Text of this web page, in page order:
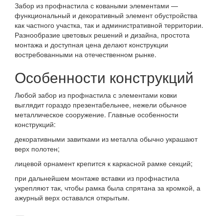
Забор из профнастила с коваными элементами —
функциональный и декоративный элемент обустройства
как частного участка, так и административной территории.
Разнообразие цветовых решений и дизайна, простота
монтажа и доступная цена делают конструкции
востребованными на отечественном рынке.
Особенности конструкций
Любой забор из профнастила с элементами ковки
выглядит гораздо презентабельнее, нежели обычное
металлическое сооружение. Главные особенности
конструкций:
декоративными завитками из металла обычно украшают
верх полотен;
лицевой орнамент крепится к каркасной рамке секций;
при дальнейшем монтаже вставки из профнастила
укрепляют так, чтобы рамка была спрятана за кромкой, а
ажурный верх оставался открытым.